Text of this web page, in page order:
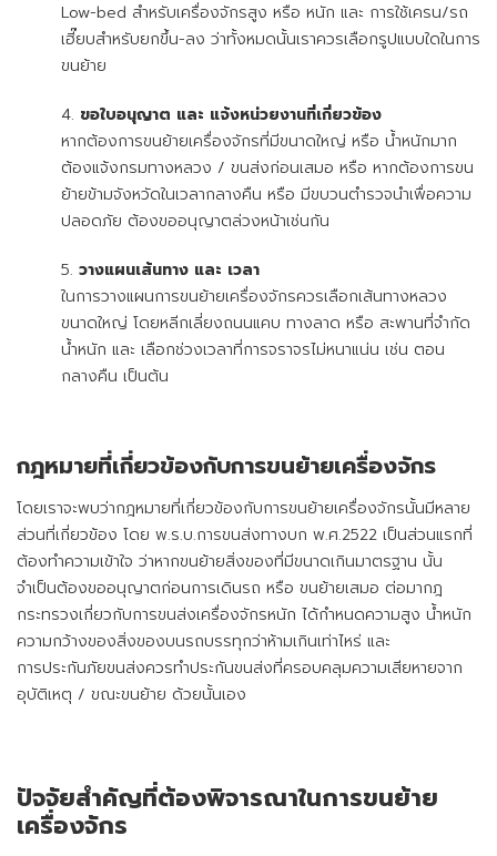
Low-bed สำหรับเครื่องจักรสูง หรือ หนัก และ การใช้เครน/รถ
เฮี๊ยบสำหรับยกขึ้น-ลง ว่าทั้งหมดนั้นเราควรเลือกรูปแบบใดในการ
ขนย้าย
ขอใบอนุญาต และ แจ้งหน่วยงานที่เกี่ยวข้อง
หากต้องการขนย้ายเครื่องจักรที่มีขนาดใหญ่ หรือ น้ำหนักมาก
ต้องแจ้งกรมทางหลวง / ขนส่งก่อนเสมอ หรือ หากต้องการขน
ย้ายข้ามจังหวัดในเวลากลางคืน หรือ มีขบวนตำรวจนำเพื่อความ
ปลอดภัย ต้องขออนุญาตล่วงหน้าเช่นกัน
วางแผนเส้นทาง และ เวลา
ในการวางแผนการขนย้ายเครื่องจักรควรเลือกเส้นทางหลวง
ขนาดใหญ่ โดยหลีกเลี่ยงถนนแคบ ทางลาด หรือ สะพานที่จำกัด
น้ำหนัก และ เลือกช่วงเวลาที่การจราจรไม่หนาแน่น เช่น ตอน
กลางคืน เป็นต้น
กฎหมายที่เกี่ยวข้องกับการขนย้ายเครื่องจักร
โดยเราจะพบว่ากฎหมายที่เกี่ยวข้องกับการขนย้ายเครื่องจักรนั้นมีหลาย
ส่วนที่เกี่ยวข้อง โดย พ.ร.บ.การขนส่งทางบก พ.ศ.2522 เป็นส่วนแรกที่
ต้องทำความเข้าใจ ว่าหากขนย้ายสิ่งของที่มีขนาดเกินมาตรฐาน นั้น
จำเป็นต้องขออนุญาตก่อนการเดินรถ หรือ ขนย้ายเสมอ ต่อมากฎ
กระทรวงเกี่ยวกับการขนส่งเครื่องจักรหนัก ได้กำหนดความสูง น้ำหนัก
ความกว้างของสิ่งของบนรถบรรทุกว่าห้ามเกินเท่าไหร่ และ
การประกันภัยขนส่งควรทำประกันขนส่งที่ครอบคลุมความเสียหายจาก
อุบัติเหตุ / ขณะขนย้าย ด้วยนั้นเอง
ปัจจัยสำคัญที่ต้องพิจารณาในการขนย้าย
เครื่องจักร